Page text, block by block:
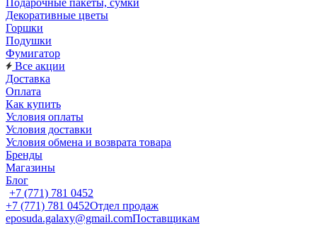
Подарочные пакеты, сумки
Декоративные цветы
Горшки
Подушки
Фумигатор
Все акции
Доставка
Оплата
Как купить
Условия оплаты
Условия доставки
Условия обмена и возврата товара
Бренды
Магазины
Блог
+7 (771) 781 0452
+7 (771) 781 0452Отдел продаж
eposuda.galaxy@gmail.comПоставщикам